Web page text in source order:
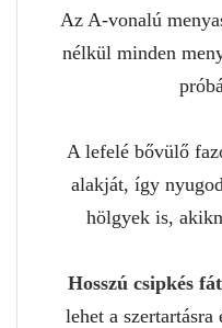
Az A-vonalú
nélkül minden
A lefelé bővülő
alakját, így
hölgyek is,
Hosszú csipkés
lehet a szertartásra